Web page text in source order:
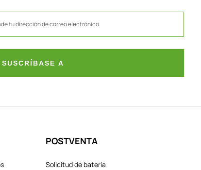
SUSCRÍBASE A
POSTVENTA
Solicitud de batería